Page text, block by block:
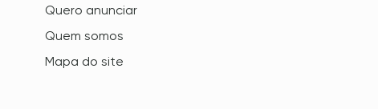
Quero anunciar
Quem somos
Mapa do site